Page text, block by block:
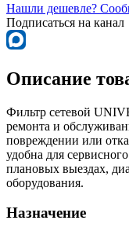
Нашли дешевле?
Подписаться на канал
Описание
Фильтр сетевой
ремонта и
повреждении или
удобна для
плановых выездах,
оборудования.
Назначение